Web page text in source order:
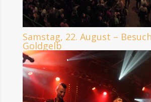
Samstag, 22. August –
Goldgelb